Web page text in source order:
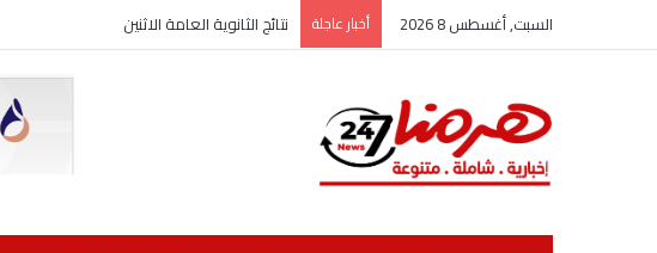
السبت, أغسطس 8 2026 أخبار عاجلة نتائج الثانوية العامة الاثنين